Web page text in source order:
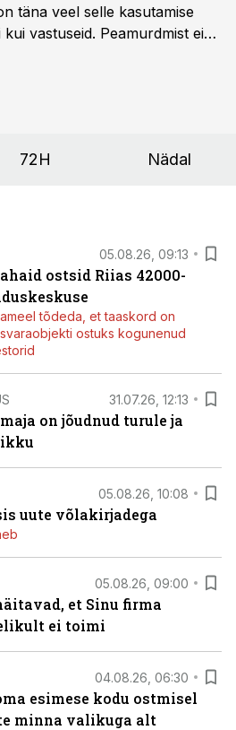
täna veel selle kasutamise
vastuseid. Peamurdmist ei
72H Nädal
05.08.26, 09:13
ostsid Riias 42000-
tõdeda, et taaskord on
ostuks kogunenud
31.07.26, 12:13
on jõudnud turule ja
05.08.26, 10:08
uute võlakirjadega
05.08.26, 09:00
et Sinu firma
ei toimi
04.08.26, 06:30
esimese kodu ostmisel
minna valikuga alt